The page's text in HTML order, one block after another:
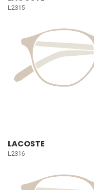
L2315
LACOSTE
L2316